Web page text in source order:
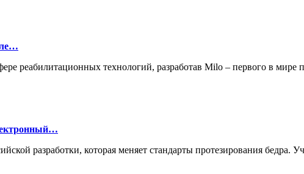
реабилитационных технологий, разработав Milo – первого в
разработки, которая меняет стандарты протезирования бедра.